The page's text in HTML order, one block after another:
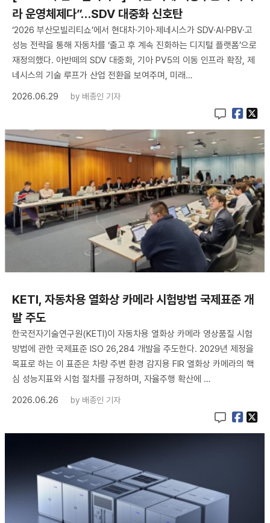
라 운영체제다”…SDV 대중화 신호탄
‘2026 부산모빌리티쇼’에서 현대차·기아·제네시스가 SDV·AI·PBV·고
성능 전략을 통해 자동차를 ‘출고 후 계속 진화하는 디지털 플랫폼’으로
재정의했다. 아반떼의 SDV 대중화, 기아 PV5의 이동 인프라 확장, 제
네시스의 기술 루프가 산업 전환을 보여주며, 미래…
2026.06.29
by 배종인 기자
KETI, 자동차용 열화상 카메라 시험방법 국제표준 개
발 주도
한국전자기술연구원(KETI)이 자동차용 열화상 카메라 영상품질 시험
방법에 관한 국제표준 ISO 26,284 개발을 주도한다. 2029년 제정을
목표로 하는 이 표준은 차량 주변 환경 감지용 FIR 열화상 카메라의 핵
심 성능지표와 시험 절차를 규정하며, 자율주행 확산에 …
2026.06.26
by 배종인 기자